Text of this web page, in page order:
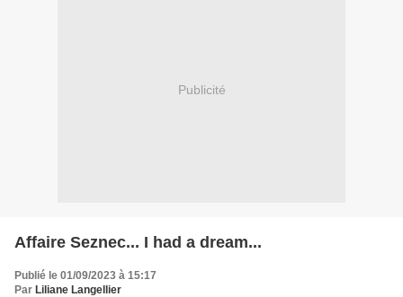
Publicité
Affaire Seznec... I had a dream...
Publié le 01/09/2023 à 15:17
Par Liliane Langellier